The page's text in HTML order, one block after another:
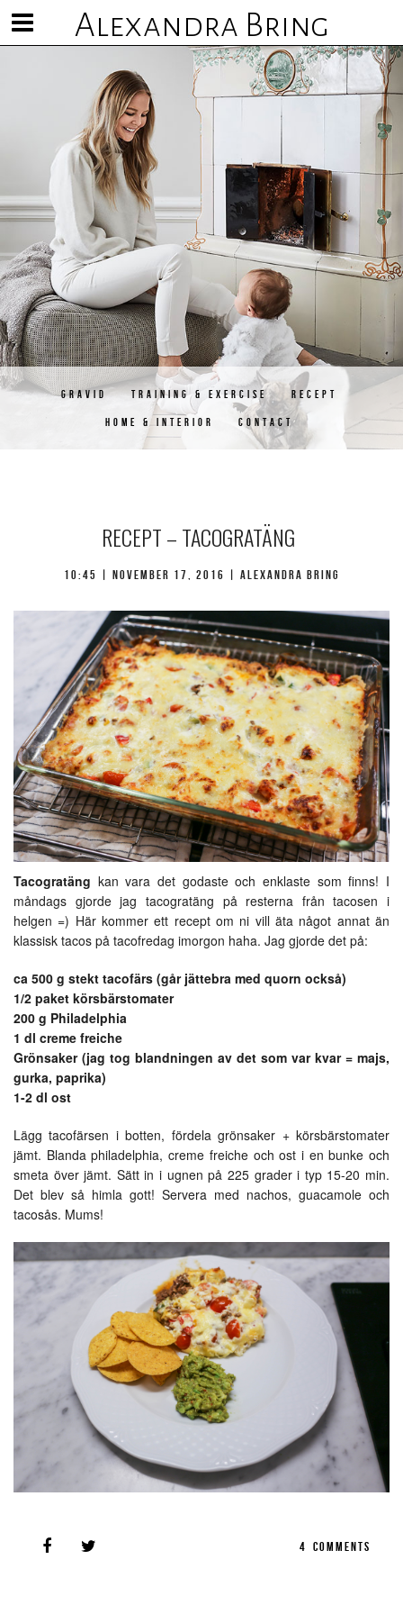
Alexandra Bring
Visa/göm
meny
GRAVID TRAINING & EXERCISE RECEPT
HOME & INTERIOR CONTACT
RECEPT – TACOGRATÄNG
10:45 | november 17, 2016 | Alexandra Bring
Tacogratäng kan vara det godaste och enklaste som finns! I
måndags gjorde jag tacogratäng på resterna från tacosen i
helgen =) Här kommer ett recept om ni vill äta något annat än
klassisk tacos på tacofredag imorgon haha. Jag gjorde det på:
ca 500 g stekt tacofärs (går jättebra med quorn också)
1/2 paket körsbärstomater
200 g Philadelphia
1 dl creme freiche
Grönsaker (jag tog blandningen av det som var kvar = majs,
gurka, paprika)
1-2 dl ost
Lägg tacofärsen i botten, fördela grönsaker + körsbärstomater
jämt. Blanda philadelphia, creme freiche och ost i en bunke och
smeta över jämt. Sätt in i ugnen på 225 grader i typ 15-20 min.
Det blev så himla gott! Servera med nachos, guacamole och
tacosås. Mums!
4 COMMENTS